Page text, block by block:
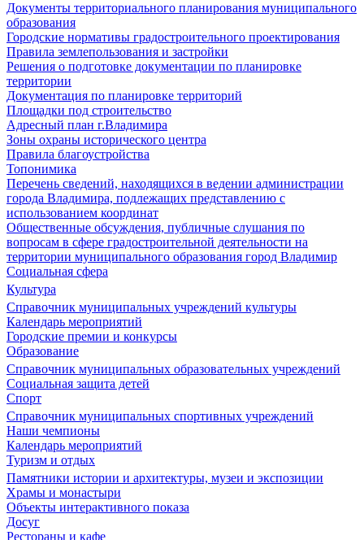
Документы территориального планирования муниципального
образования
Городские нормативы градостроительного проектирования
Правила землепользования и застройки
Решения о подготовке документации по планировке
территории
Документация по планировке территорий
Площадки под строительство
Адресный план г.Владимира
Зоны охраны исторического центра
Правила благоустройства
Топонимика
Перечень сведений, находящихся в ведении администрации
города Владимира, подлежащих представлению с
использованием координат
Общественные обсуждения, публичные слушания по
вопросам в сфере градостроительной деятельности на
территории муниципального образования город Владимир
Социальная сфера
Культура
Справочник муниципальных учреждений культуры
Календарь мероприятий
Городские премии и конкурсы
Образование
Справочник муниципальных образовательных учреждений
Социальная защита детей
Спорт
Справочник муниципальных спортивных учреждений
Наши чемпионы
Календарь мероприятий
Туризм и отдых
Памятники истории и архитектуры, музеи и экспозиции
Храмы и монастыри
Объекты интерактивного показа
Досуг
Рестораны и кафе